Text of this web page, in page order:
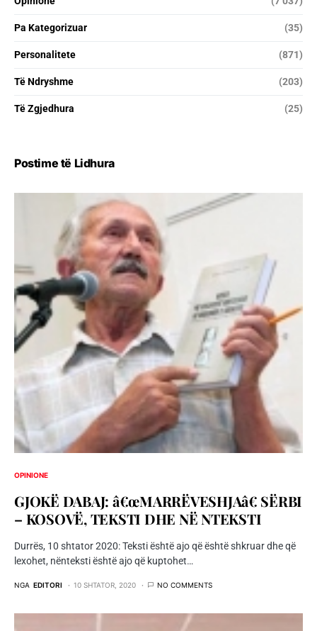
Pa Kategorizuar (35)
Personalitete (871)
Të Ndryshme (203)
Të Zgjedhura (25)
Postime të Lidhura
OPINIONE
GJOKË DABAJ: â€œMARRËVESHJAâ€ SËRBI
– KOSOVË, TEKSTI DHE NË NTEKSTI
Durrës, 10 shtator 2020: Teksti është ajo që është shkruar dhe që
lexohet, nënteksti është ajo që kuptohet…
NGA EDITORI 10 SHTATOR, 2020 NO COMMENTS